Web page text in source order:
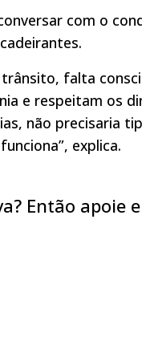
com o
falta
e respeitam os
não precisaria
explica.
Então apoie